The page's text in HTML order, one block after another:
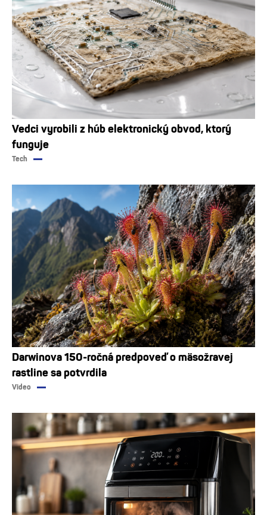
Vedci vyrobili z húb elektronický obvod, ktorý
funguje
Tech
Darwinova 150-ročná predpoveď o mäsožravej
rastline sa potvrdila
Video